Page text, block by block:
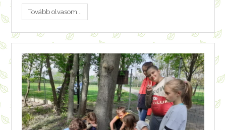
Tovább olvasom...